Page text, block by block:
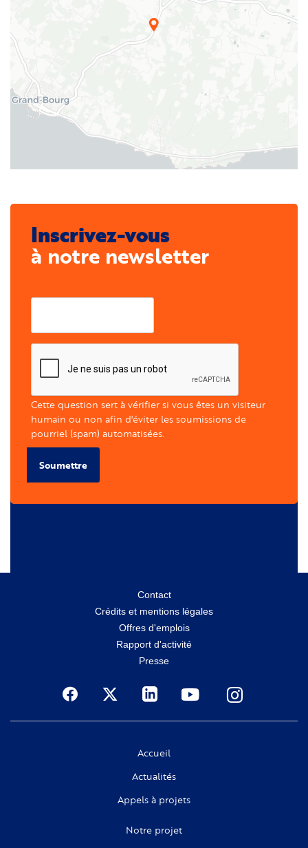
Inscrivez-vous
à notre newsletter
Cette question sert à vérifier si vous êtes un visiteur
humain ou non afin d'éviter les soumissions de
pourriel (spam) automatisées.
Soumettre
Contact
Crédits et mentions légales
Offres d'emplois
Rapport d'activité
Presse
Social
Accueil
Actualités
Appels à projets
Notre projet